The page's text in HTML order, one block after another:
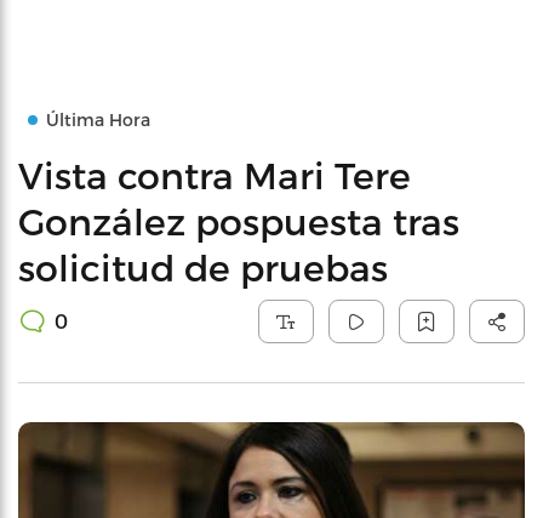
Última Hora
Vista contra Mari Tere
González pospuesta tras
solicitud de pruebas
0